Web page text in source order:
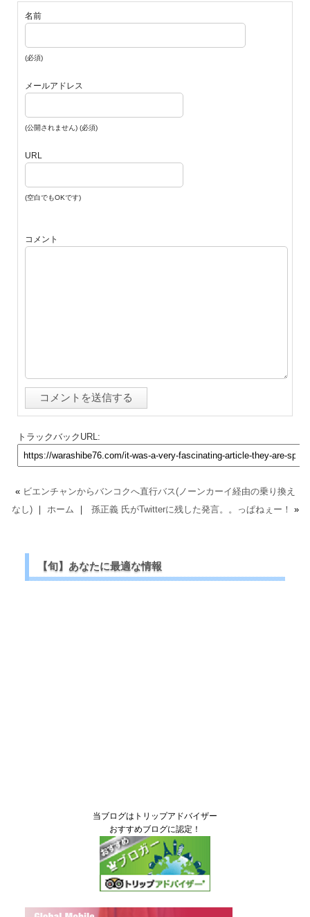
名前
(必須)
メールアドレス
(公開されません) (必須)
URL
(空白でもOKです)
コメント
トラックバックURL:
« ビエンチャンからバンコクへ直行バス(ノーンカーイ経由の乗り換え
なし)｜ ホーム ｜ 孫正義 氏がTwitterに残した発言。。っぱねぇー！ »
【旬】あなたに最適な情報
当ブログはトリップアドバイザー
おすすめブログに認定！